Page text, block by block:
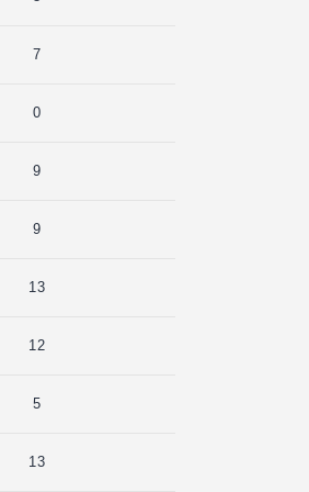
7
0
9
9
13
12
5
13